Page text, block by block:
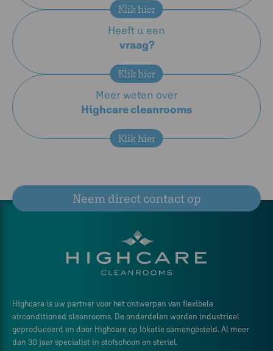
Klik hier
Heeft u een
vraag?
Klik hier
Meer weten over
Highcare cleanrooms
Klik hier
Highcare is uw partner voor het ontwerpen van flexibele
airconditioned cleanrooms. De onderdelen worden industrieel
geproduceerd en door Highcare op lokatie samengesteld. Al meer
dan 30 jaar specialist in stofschoon en steriel.
Neem direct contact op